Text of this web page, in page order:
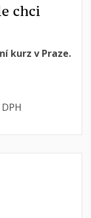
chci
kurz v Praze.